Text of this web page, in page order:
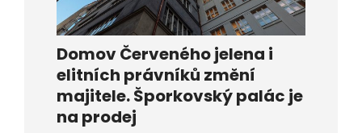
Domov Červeného jelena i
elitních právníků změní
majitele. Šporkovský palác je
na prodej